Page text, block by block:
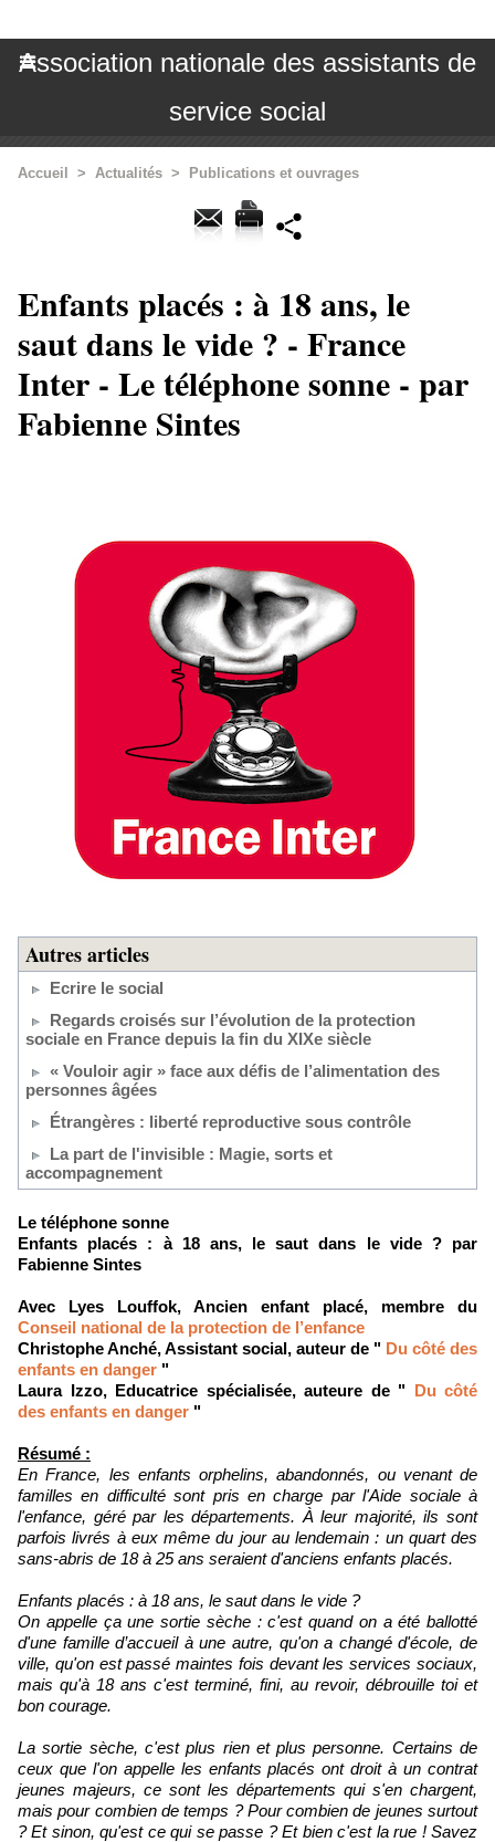
Association nationale des assistants de
service social
Accueil > Actualités > Publications et ouvrages
Enfants placés : à 18 ans, le
saut dans le vide ? - France
Inter - Le téléphone sonne - par
Fabienne Sintes
Autres articles
Ecrire le social
Regards croisés sur l’évolution de la protection
sociale en France depuis la fin du XIXe siècle
« Vouloir agir » face aux défis de l’alimentation des
personnes âgées
Étrangères : liberté reproductive sous contrôle
La part de l'invisible : Magie, sorts et
accompagnement
Le téléphone sonne
Enfants placés : à 18 ans, le saut dans le vide ? par
Fabienne Sintes
Avec Lyes Louffok, Ancien enfant placé, membre du
Conseil national de la protection de l’enfance
Christophe Anché, Assistant social, auteur de " Du côté des
enfants en danger "
Laura Izzo, Educatrice spécialisée, auteure de " Du côté
des enfants en danger "
Résumé :
En France, les enfants orphelins, abandonnés, ou venant de
familles en difficulté sont pris en charge par l'Aide sociale à
l'enfance, géré par les départements. À leur majorité, ils sont
parfois livrés à eux même du jour au lendemain : un quart des
sans-abris de 18 à 25 ans seraient d'anciens enfants placés.
Enfants placés : à 18 ans, le saut dans le vide ?
On appelle ça une sortie sèche : c'est quand on a été ballotté
d'une famille d’accueil à une autre, qu'on a changé d'école, de
ville, qu'on est passé maintes fois devant les services sociaux,
mais qu'à 18 ans c'est terminé, fini, au revoir, débrouille toi et
bon courage.
La sortie sèche, c'est plus rien et plus personne. Certains de
ceux que l'on appelle les enfants placés ont droit à un contrat
jeunes majeurs, ce sont les départements qui s'en chargent,
mais pour combien de temps ? Pour combien de jeunes surtout
? Et sinon, qu'est ce qui se passe ? Et bien c'est la rue ! Savez